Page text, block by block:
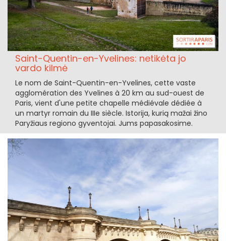
Saint-Quentin-en-Yvelines: netikėta jo
vardo kilmė
Le nom de Saint-Quentin-en-Yvelines, cette vaste
agglomération des Yvelines à 20 km au sud-ouest de
Paris, vient d'une petite chapelle médiévale dédiée à
un martyr romain du IIIe siècle. Istorija, kurią mažai žino
Paryžiaus regiono gyventojai. Jums papasakosime.